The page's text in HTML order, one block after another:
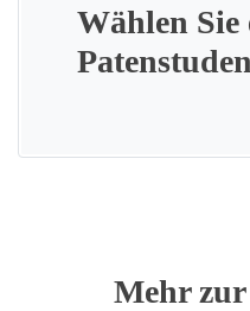
Wählen Sie
Mehr zur